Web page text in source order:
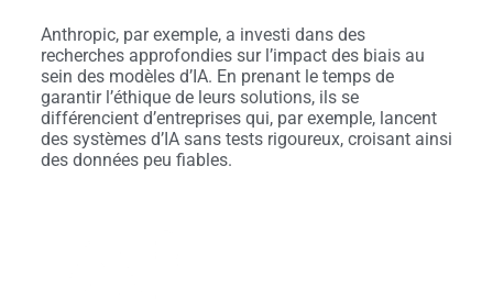
Anthropic, par exemple, a investi dans des
recherches approfondies sur l’impact des biais au
sein des modèles d’IA. En prenant le temps de
garantir l’éthique de leurs solutions, ils se
différencient d’entreprises qui, par exemple, lancent
des systèmes d’IA sans tests rigoureux, croisant ainsi
des données peu fiables.